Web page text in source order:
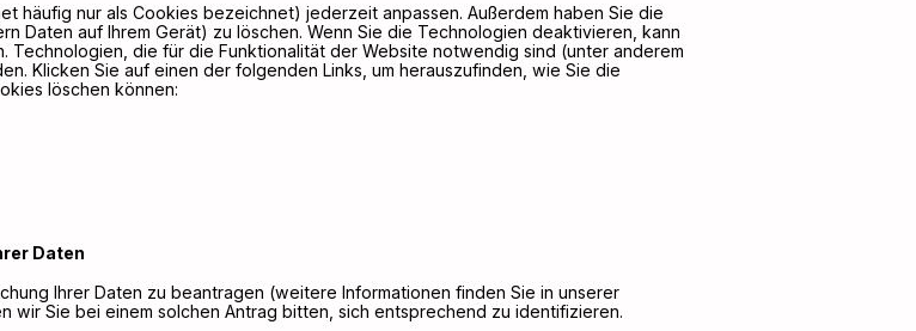
häufig nur als Cookies bezeichnet) jederzeit anpassen. Außerdem haben Sie die
Daten auf Ihrem Gerät) zu löschen. Wenn Sie die Technologien deaktivieren, kann
Technologien, die für die Funktionalität der Website notwendig sind (unter anderem
Klicken Sie auf einen der folgenden Links, um herauszufinden, wie Sie die
löschen können:
Daten
Ihrer Daten zu beantragen (weitere Informationen finden Sie in unserer
wir Sie bei einem solchen Antrag bitten, sich entsprechend zu identifizieren.